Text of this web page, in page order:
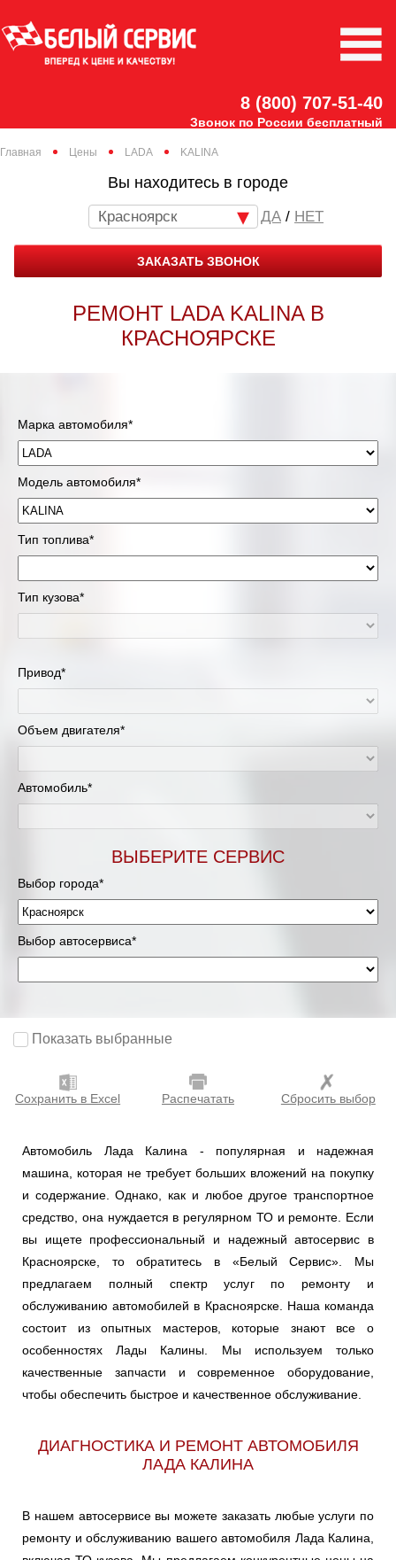
8 (800) 707-51-40
Звонок по России бесплатный
Главная Цены LADA KALINA
Вы находитесь в городе
Красноярск / НЕТ
ЗАКАЗАТЬ ЗВОНОК
РЕМОНТ LADA KALINA В
КРАСНОЯРСКЕ
Марка автомобиля*
Модель автомобиля*
Тип топлива*
Тип кузова*
Привод*
Объем двигателя*
Автомобиль*
ВЫБЕРИТЕ СЕРВИС
Выбор города*
Выбор автосервиса*
Показать выбранные
Сохранить в Excel Распечатать Сбросить выбор
Автомобиль Лада Калина - популярная и надежная
машина, которая не требует больших вложений на покупку
и содержание. Однако, как и любое другое транспортное
средство, она нуждается в регулярном ТО и ремонте. Если
вы ищете профессиональный и надежный автосервис в
Красноярске, то обратитесь в «Белый Сервис». Мы
предлагаем полный спектр услуг по ремонту и
обслуживанию автомобилей в Красноярске. Наша команда
состоит из опытных мастеров, которые знают все о
особенностях Лады Калины. Мы используем только
качественные запчасти и современное оборудование,
чтобы обеспечить быстрое и качественное обслуживание.
ДИАГНОСТИКА И РЕМОНТ АВТОМОБИЛЯ
ЛАДА КАЛИНА
В нашем автосервисе вы можете заказать любые услуги по
ремонту и обслуживанию вашего автомобиля Лада Калина,